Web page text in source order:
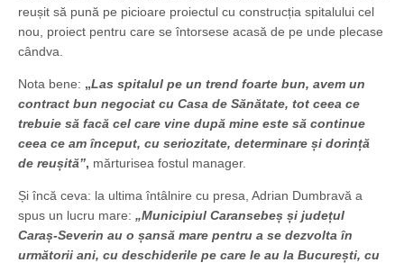
reușit să pună pe picioare proiectul cu construcția spitalului cel
nou, proiect pentru care se întorsese acasă de pe unde plecase
cândva.
Nota bene: „Las spitalul pe un trend foarte bun, avem un
contract bun negociat cu Casa de Sănătate, tot ceea ce
trebuie să facă cel care vine după mine este să continue
ceea ce am început, cu seriozitate, determinare și dorință
de reușită”, mărturisea fostul manager.
Și încă ceva: la ultima întâlnire cu presa, Adrian Dumbravă a
spus un lucru mare: „Municipiul Caransebeș și județul
Caraș-Severin au o șansă mare pentru a se dezvolta în
următorii ani, cu deschiderile pe care le au la București, cu